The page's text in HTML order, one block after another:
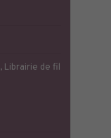
, Librairie de fil